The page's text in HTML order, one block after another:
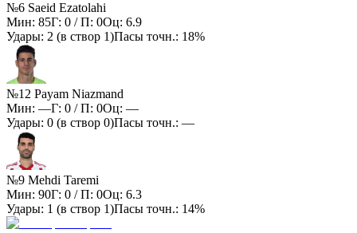
№6 Saeid Ezatolahi
Мин: 85Г: 0 / П: 0Оц: 6.9
Удары: 2 (в створ 1)Пасы точн.: 18%
№12 Payam Niazmand
Мин: —Г: 0 / П: 0Оц: —
Удары: 0 (в створ 0)Пасы точн.: —
№9 Mehdi Taremi
Мин: 90Г: 0 / П: 0Оц: 6.3
Удары: 1 (в створ 1)Пасы точн.: 14%